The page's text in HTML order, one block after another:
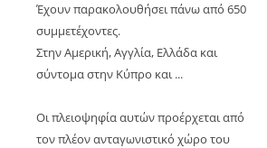
Έχουν παρακολουθήσει πάνω από 650
συμμετέχοντες.
Στην Αμερική, Αγγλία, Ελλάδα και
σύντομα στην Κύπρο και ...
Οι πλειοψηφία αυτών προέρχεται από
τον πλέον ανταγωνιστικό χώρο του